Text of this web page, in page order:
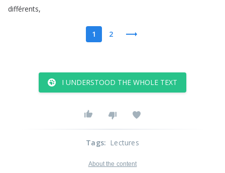
différents,
1 2
I UNDERSTOOD THE WHOLE TEXT
Tags: Lectures
About the content